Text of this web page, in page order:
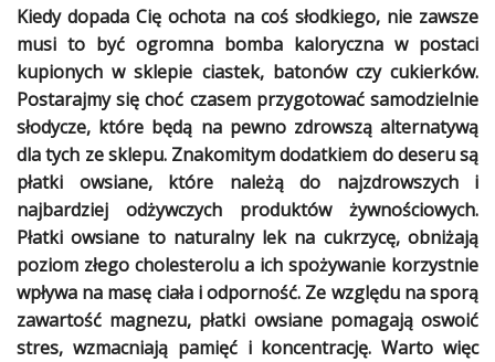
Dziecko
Przepisy
kulinarne
Kobiece
Wyznania
Wnętrza
Fitness
Ślub
&
Wesele
Kiedy dopada Cię ochota na coś słodkiego, nie zawsze
musi to być ogromna bomba kaloryczna w postaci
kupionych w sklepie ciastek, batonów czy cukierków.
Postarajmy się choć czasem przygotować samodzielnie
słodycze, które będą na pewno zdrowsząalternatywą
dla tych ze sklepu. Znakomitym dodatkiem dodeserusą
płatki owsiane, które należą do najzdrowszych i
najbardziej odżywczych produktów żywnościowych.
Płatki owsiane to naturalnylek na cukrzycę, obniżają
poziom złego cholesterolu a ich spożywanie korzystnie
wpływa na masę ciałaiodporność. Ze względu nasporą
zawartość magnezu, płatki owsiane pomagają oswoić
stres, wzmacniają pamięć i koncentrację. Warto więc